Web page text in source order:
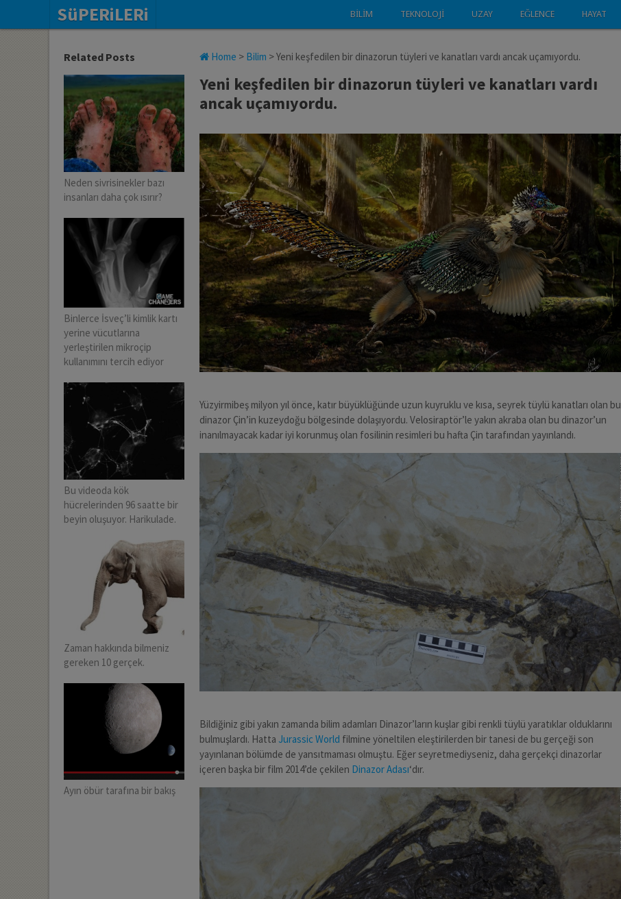
SüPERiLERi BILIM TEKNOLOJI UZAY EĞLENCE HAYAT
Home > Bilim >Yeni keşfedilen bir dinazorun tüyleri ve kanatları vardı ancak uçamıyordu.
Yeni keşfedilen bir dinazorun tüyleri ve kanatları vardı
ancak uçamıyordu.
Yüzyirmibeş milyon yıl önce, katır büyüklüğünde uzun kuyruklu ve kısa, seyrek tüylü kanatları olan bu
dinazor Çin’in kuzeydoğu bölgesinde dolaşıyordu. Velosiraptör’le yakın akraba olan bu dinazor’un
inanılmayacak kadar iyi korunmuş olan fosilinin resimleri bu hafta Çin tarafından yayınlandı.
Bildiğiniz gibi yakın zamanda bilim adamları Dinazor’ların kuşlar gibi renkli tüylü yaratıklar olduklarını
bulmuşlardı. Hatta Jurassic World filmine yöneltilen eleştirilerden bir tanesi de bu gerçeği son
yayınlanan bölümde de yansıtmaması olmuştu. Eğer seyretmediyseniz, daha gerçekçi dinazorlar
içeren başka bir film 2014’de çekilen Dinazor Adası‘dır.
Related Posts
Neden sivrisinekler bazı
insanları daha çok ısırır?
Binlerce İsveç’li kimlik kartı
yerine vücutlarına
yerleştirilen mikroçip
kullanımını tercih ediyor
Bu videoda kök
hücrelerinden 96 saatte bir
beyin oluşuyor. Harikulade.
Zaman hakkında bilmeniz
gereken 10 gerçek.
Ayın öbür tarafına bir bakış